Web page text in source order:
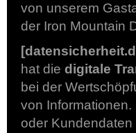
von unserem
der Iron Mountain
hat die digitale
bei der
von
oder